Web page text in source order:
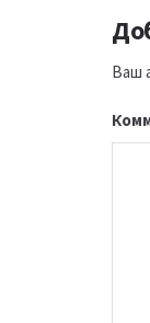
Ваш